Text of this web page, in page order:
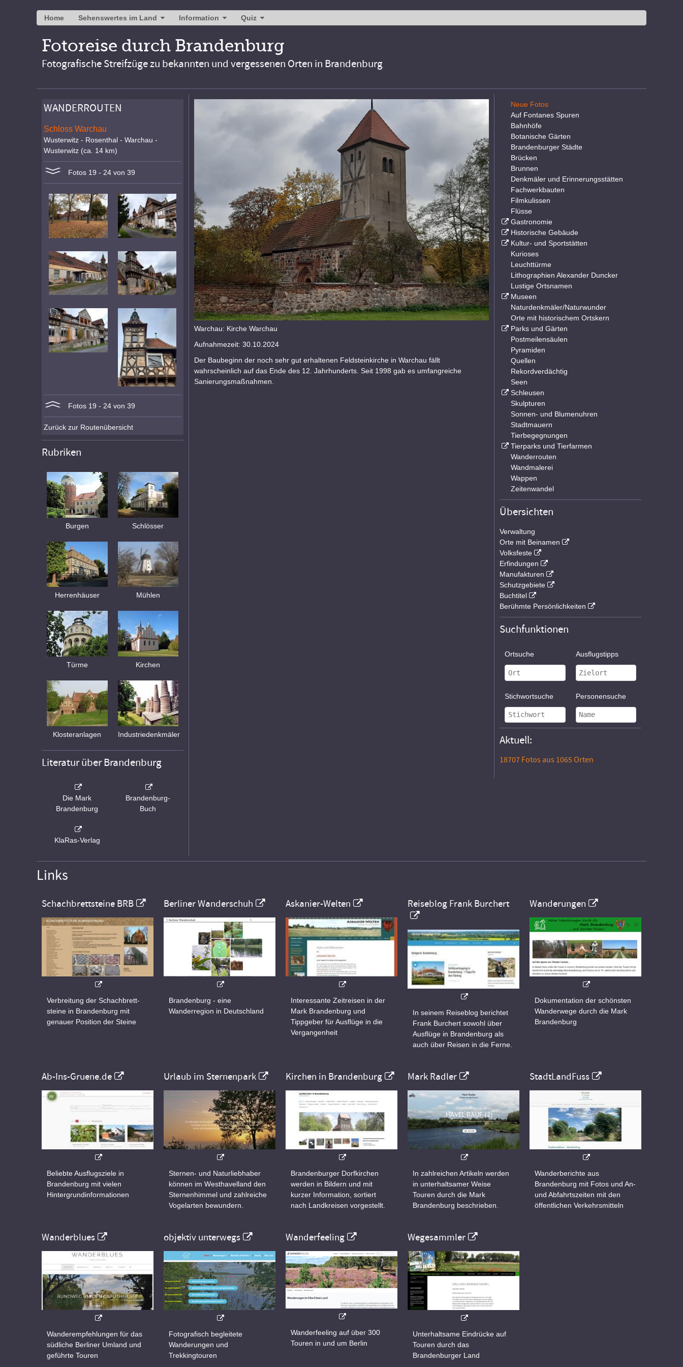
Home Sehenswertes im Land Information Quiz
Fotoreise durch Brandenburg
Fotografische Streifzüge zu bekannten und vergessenen Orten in Brandenburg
Warchau: Kirche Warchau
Aufnahmezeit: 30.10.2024
Der Baubeginn der noch sehr gut erhaltenen Feldsteinkirche in Warchau fällt
wahrscheinlich auf das Ende des 12. Jahrhunderts. Seit 1998 gab es umfangreiche
Sanierungsmaßnahmen.
WANDERROUTEN
Schloss Warchau
Wusterwitz - Rosenthal - Warchau -
Wusterwitz (ca. 14 km)
Fotos 19 - 24 von 39
Fotos 19 - 24 von 39
Zurück zur Routenübersicht
Rubriken
Burgen Schlösser
Herrenhäuser Mühlen
Türme Kirchen
Klosteranlagen Industriedenkmäler
Literatur über Brandenburg
Die Mark
Brandenburg
Brandenburg-
Buch
KlaRas-Verlag
Neue Fotos
Auf Fontanes Spuren
Bahnhöfe
Botanische Gärten
Brandenburger Städte
Brücken
Brunnen
Denkmäler und Erinnerungsstätten
Fachwerkbauten
Filmkulissen
Flüsse
Gastronomie
Historische Gebäude
Kultur- und Sportstätten
Kurioses
Leuchttürme
Lithographien Alexander Duncker
Lustige Ortsnamen
Museen
Naturdenkmäler/Naturwunder
Orte mit historischem Ortskern
Parks und Gärten
Postmeilensäulen
Pyramiden
Quellen
Rekordverdächtig
Seen
Schleusen
Skulpturen
Sonnen- und Blumenuhren
Stadtmauern
Tierbegegnungen
Tierparks und Tierfarmen
Wanderrouten
Wandmalerei
Wappen
Zeitenwandel
Übersichten
Verwaltung
Orte mit Beinamen
Volksfeste
Erfindungen
Manufakturen
Schutzgebiete
Buchtitel
Berühmte Persönlichkeiten
Suchfunktionen
Ortsuche Ausflugstipps
Stichwortsuche Personensuche
Aktuell:
18707 Fotos aus 1065 Orten
Links
Schachbrettsteine BRB
Verbreitung der Schachbrett-
steine in Brandenburg mit
genauer Position der Steine
Berliner Wanderschuh
Brandenburg - eine
Wanderregion in Deutschland
Askanier-Welten
Interessante Zeitreisen in der
Mark Brandenburg und
Tippgeber für Ausflüge in die
Vergangenheit
Reiseblog Frank Burchert
In seinem Reiseblog berichtet
Frank Burchert sowohl über
Ausflüge in Brandenburg als
auch über Reisen in die Ferne.
Wanderungen
Dokumentation der schönsten
Wanderwege durch die Mark
Brandenburg
Ab-Ins-Gruene.de
Beliebte Ausflugsziele in
Brandenburg mit vielen
Hintergrundinformationen
Urlaub im Sternenpark
Sternen- und Naturliebhaber
können im Westhavelland den
Sternenhimmel und zahlreiche
Vogelarten bewundern.
Kirchen in Brandenburg
Brandenburger Dorfkirchen
werden in Bildern und mit
kurzer Information, sortiert
nach Landkreisen vorgestellt.
Mark Radler
In zahlreichen Artikeln werden
in unterhaltsamer Weise
Touren durch die Mark
Brandenburg beschrieben.
StadtLandFuss
Wanderberichte aus
Brandenburg mit Fotos und An-
und Abfahrtszeiten mit den
öffentlichen Verkehrsmitteln
Wanderblues
Wanderempfehlungen für das
südliche Berliner Umland und
geführte Touren
objektiv unterwegs
Fotografisch begleitete
Wanderungen und
Trekkingtouren
Wanderfeeling
Wanderfeeling auf über 300
Touren in und um Berlin
Wegesammler
Unterhaltsame Eindrücke auf
Touren durch das
Brandenburger Land